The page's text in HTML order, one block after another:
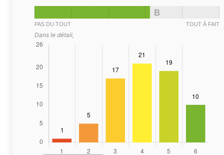
B
PAS DU TOUT TOUT À FAIT
Dans le détail,